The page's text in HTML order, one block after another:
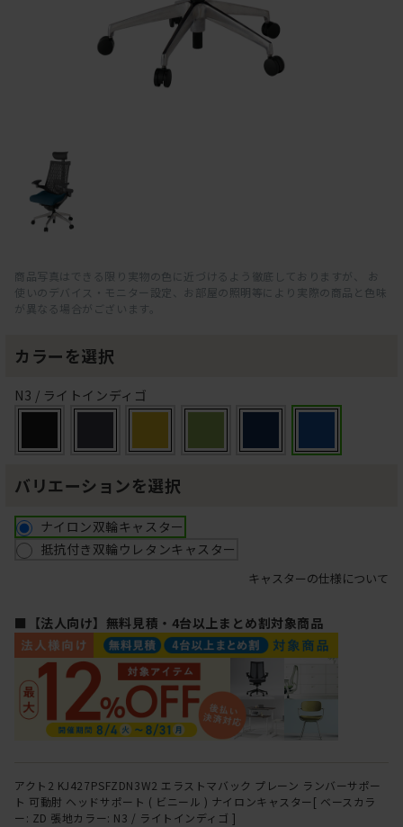
商品写真はできる限り実物の色に近づけるよう徹底しておりますが、 お
使いのデバイス・モニター設定、お部屋の照明等により実際の商品と色味
が異なる場合がございます。
カラーを選択
N3 / ライトインディゴ
バリエーションを選択
ナイロン双輪キャスター
抵抗付き双輪ウレタンキャスター
キャスターの仕様について
■【法人向け】無料見積・4台以上まとめ割対象商品
アクト2 KJ427PSFZDN3W2 エラストマバック プレーン ランバーサポー
ト 可動肘 ヘッドサポート ( ビニール ) ナイロンキャスター[ ベースカラ
ー: ZD 張地カラー: N3 / ライトインディゴ ]